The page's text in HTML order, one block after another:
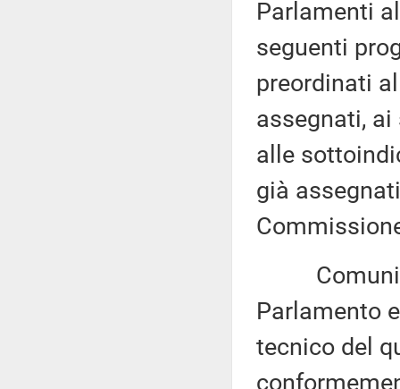
Parlamenti
seguenti
preordinati
assegnati,
alle
già
Parlamento
tecnico del